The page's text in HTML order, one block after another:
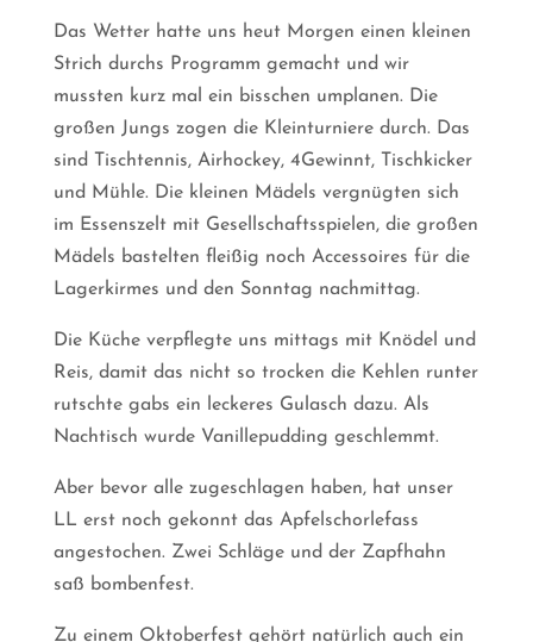
Das Wetter hatte uns heut Morgen einen kleinen
Strich durchs Programm gemacht und wir
mussten kurz mal ein bisschen umplanen. Die
großen Jungs zogen die Kleinturniere durch. Das
sind Tischtennis, Airhockey, 4Gewinnt, Tischkicker
und Mühle. Die kleinen Mädels vergnügten sich
im Essenszelt mit Gesellschaftsspielen, die großen
Mädels bastelten fleißig noch Accessoires für die
Lagerkirmes und den Sonntag nachmittag.
Die Küche verpflegte uns mittags mit Knödel und
Reis, damit das nicht so trocken die Kehlen runter
rutschte gabs ein leckeres Gulasch dazu. Als
Nachtisch wurde Vanillepudding geschlemmt.
Aber bevor alle zugeschlagen haben, hat unser
LL erst noch gekonnt das Apfelschorlefass
angestochen. Zwei Schläge und der Zapfhahn
saß bombenfest.
Zu einem Oktoberfest gehört natürlich auch ein